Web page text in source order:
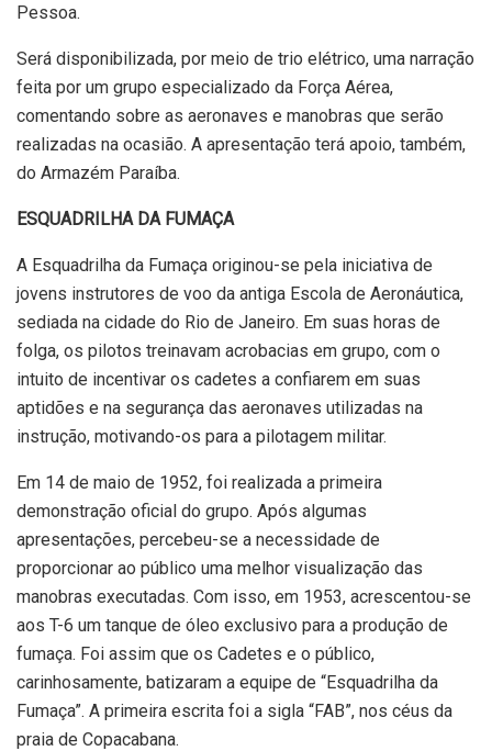
Pessoa.
Será disponibilizada, por meio de trio elétrico, uma narração
feita por um grupo especializado da Força Aérea,
comentando sobre as aeronaves e manobras que serão
realizadas na ocasião. A apresentação terá apoio, também,
do Armazém Paraíba.
ESQUADRILHA DA FUMAÇA
A Esquadrilha da Fumaça originou-se pela iniciativa de
jovens instrutores de voo da antiga Escola de Aeronáutica,
sediada na cidade do Rio de Janeiro. Em suas horas de
folga, os pilotos treinavam acrobacias em grupo, com o
intuito de incentivar os cadetes a confiarem em suas
aptidões e na segurança das aeronaves utilizadas na
instrução, motivando-os para a pilotagem militar.
Em 14 de maio de 1952, foi realizada a primeira
demonstração oficial do grupo. Após algumas
apresentações, percebeu-se a necessidade de
proporcionar ao público uma melhor visualização das
manobras executadas. Com isso, em 1953, acrescentou-se
aos T-6 um tanque de óleo exclusivo para a produção de
fumaça. Foi assim que os Cadetes e o público,
carinhosamente, batizaram a equipe de “Esquadrilha da
Fumaça”. A primeira escrita foi a sigla “FAB”, nos céus da
praia de Copacabana.